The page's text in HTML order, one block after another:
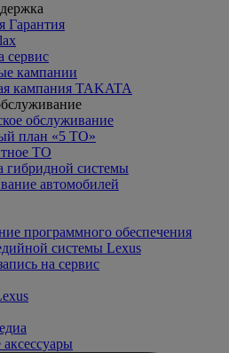
Гарантия
сервис
кампании
кампания TAKATA
обслуживание
план «5 ТО»
ТО
гибридной системы
автомобилей
программного обеспечения
системы Lexus
на сервис